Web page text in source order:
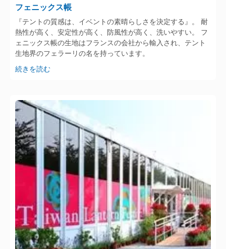
フェニックス帳
『テントの質感は、イベントの素晴らしさを決定する』。 耐
熱性が高く、安定性が高く、防風性が高く、洗いやすい。 フ
ェニックス帳の生地はフランスの会社から輸入され、テント
生地界のフェラーリの名を持っています。
続きを読む